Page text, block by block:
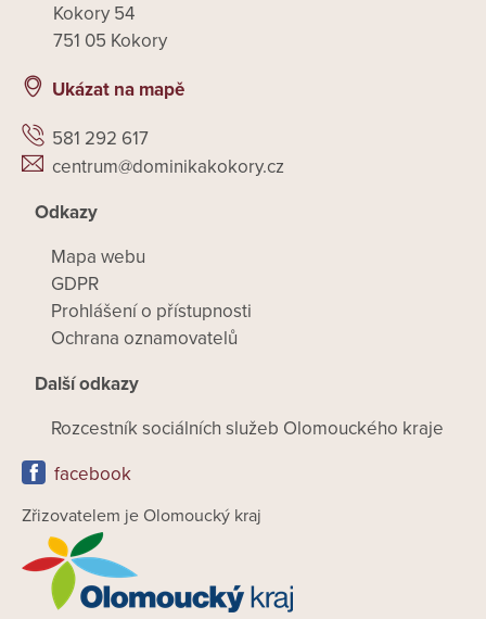
Kokory 54
751 05 Kokory
Ukázat na mapě
581 292 617
centrum@dominikakokory.cz
Odkazy
Mapa webu
GDPR
Prohlášení o přístupnosti
Ochrana oznamovatelů
Další odkazy
Rozcestník sociálních služeb Olomouckého kraje
facebook
Zřizovatelem je Olomoucký kraj